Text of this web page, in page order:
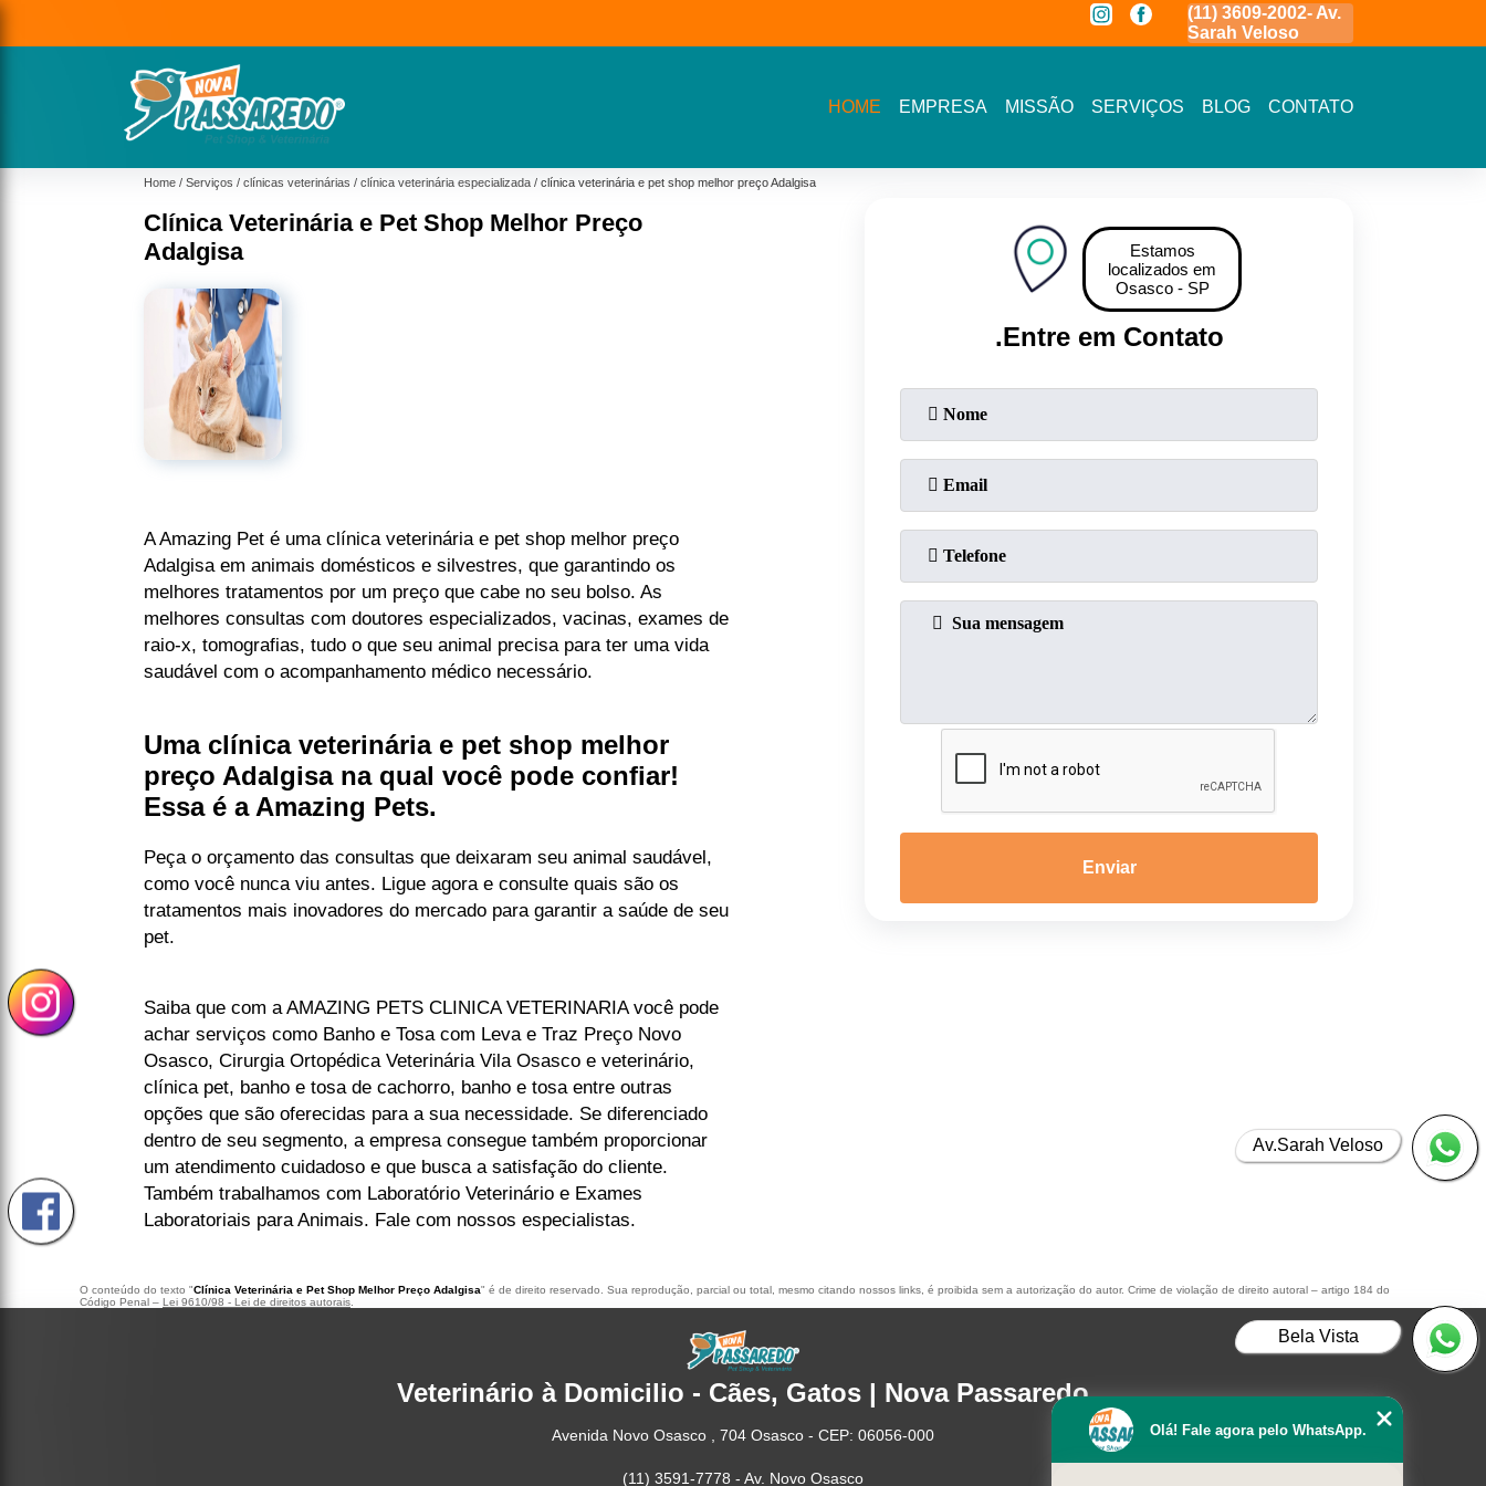
(11) 3591-7778 - Av.
(11) 3609-2002- Av.
Sarah Veloso
HOME EMPRESA MISSÃO SERVIÇOS BLOG CONTATO
Home Serviços clínicas veterinárias clínica veterinária especializada clínica veterinária e pet shop melhor preço Adalgisa
Clínica Veterinária e Pet Shop Melhor Preço
Adalgisa
A Amazing Pet é uma clínica veterinária e pet shop melhor preço
Adalgisa em animais domésticos e silvestres, que garantindo os
melhores tratamentos por um preço que cabe no seu bolso. As
melhores consultas com doutores especializados, vacinas, exames de
raio-x, tomografias, tudo o que seu animal precisa para ter uma vida
saudável com o acompanhamento médico necessário.
Uma clínica veterinária e pet shop melhor
preço Adalgisa na qual você pode confiar!
Essa é a Amazing Pets.
Peça o orçamento das consultas que deixaram seu animal saudável,
como você nunca viu antes. Ligue agora e consulte quais são os
tratamentos mais inovadores do mercado para garantir a saúde de seu
pet.
Saiba que com a AMAZING PETS CLINICA VETERINARIA você pode
achar serviços como Banho e Tosa com Leva e Traz Preço Novo
Osasco, Cirurgia Ortopédica Veterinária Vila Osasco e veterinário,
clínica pet, banho e tosa de cachorro, banho e tosa entre outras
opções que são oferecidas para a sua necessidade. Se diferenciado
dentro de seu segmento, a empresa consegue também proporcionar
um atendimento cuidadoso e que busca a satisfação do cliente.
Também trabalhamos com Laboratório Veterinário e Exames
Laboratoriais para Animais. Fale com nossos especialistas.
.Entre em Contato
Estamos
localizados em
Osasco - SP
Enviar
O conteúdo do texto "Clínica Veterinária e Pet Shop Melhor Preço Adalgisa" é de direito reservado. Sua reprodução, parcial ou total, mesmo citando nossos links, é proibida sem a autorização do autor. Crime de violação de direito autoral – artigo 184 do
Código Penal – Lei 9610/98 - Lei de direitos autorais.
Veterinário à Domicilio - Cães, Gatos | Nova Passaredo
Avenida Novo Osasco , 704 Osasco - CEP: 06056-000
(11) 3591-7778 - Av. Novo Osasco
Olá! Fale agora pelo WhatsApp.
Av.Sarah Veloso
Bela Vista